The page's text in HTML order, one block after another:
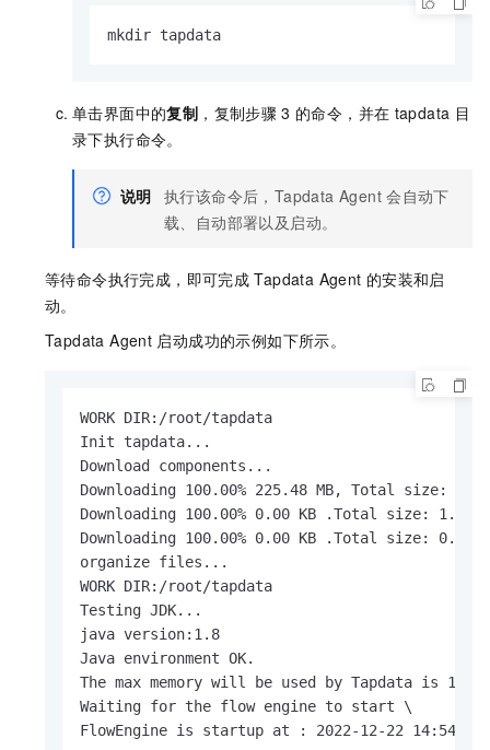
mkdir tapdata
单击界面中的复制 ，复制步骤 3 的命令，并在 tapdata 目
录下执行命令。
说明 执行该命令后，Tapdata Agent 会自动下
载、自动部署以及启动。
等待命令执行完成，即可完成 Tapdata Agent 的安装和启
动。
Tapdata Agent 启动成功的示例如下所示。
WORK DIR:/root/tapdata
Init tapdata...
Download components...
Downloading 100.00% 225.48 MB, Total size:
Downloading 100.00% 0.00 KB .Total size: 1.07
Downloading 100.00% 0.00 KB .Total size: 0.14
organize files...
WORK DIR:/root/tapdata
Testing JDK...
java version:1.8
Java environment OK.
The max memory will be used by Tapdata is 1119M
Waiting for the flow engine to start \
FlowEngine is startup at : 2022-12-22 14:54